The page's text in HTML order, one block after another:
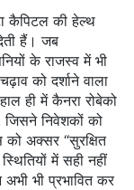
कैपिटल की हेल्थ
हैं। जब
के राजस्व में भी
को दर्शाने वाला
ही में कैनरा रोबेको
निवेशकों को
को अक्सर “सुरक्षित
में सही नहीं
भी प्रभावित कर